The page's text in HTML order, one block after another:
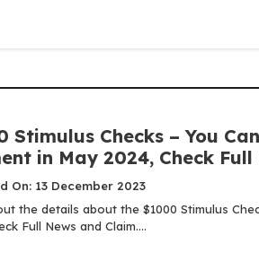
Stimulus Checks – You
in May 2024, Check Full
On: 13 December 2023
the details about the $1000 Stimulus
Full News and Claim....